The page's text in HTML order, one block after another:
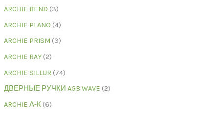
ARCHIE BEND 3
ARCHIE PLANO 4
ARCHIE PRISM 3
ARCHIE RAY 2
ARCHIE SILLUR 74
ДВЕРНЫЕ РУЧКИ AGB WAVE 2
ARCHIE А-К 6